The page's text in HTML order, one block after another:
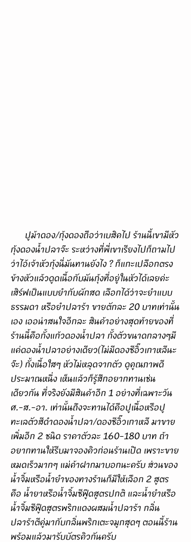
กุ้งดองน้ำปลาจ๊ะ ระหว่างที่พี่เขาเรียงไปก็ถามไป
ว่าไอ้เจ้าหัวกุ้งนี่มันทานยังไง ? ก็แกะเปลือกตรง
ข้างหัวแล้วดูดเนื้อกับมันกุ้งที่อยู่ในหัวได้เลยค่ะ
เสิร์ฟเป็นแบบยำกับผักสด เลือกได้ว่าจะยำแบบ
ธรรมดา หรือยำปลาร้า ขายตักละ 20 บาทเท่านั้น
เอง เออน่าสนใจอีกละ สินค้าอย่างสุดท้ายของที่
ร้านนี้คือกั้งแก้วดองน้ำปลา กั้งตัวขนาดกลางๆมี
แค่ดองน้ำปลาอย่างเดียว(ไม่มีดองซีอิ๊วเกาหลีนะ
จ๊ะ) กั้งเนื้อใสๆ หัวไม่หลุดจากตัว ดูคูณภาพดี
ประมาณหนึ่ง เห็นแล้วก็รู้สึกอยากทานเช่น
เดียวกัน ที่จริงยังมีสินค้าอีก 1 อย่างที่เฉพาะวัน
ศ.-ส.-อา. เท่านั้นถึงจะทานได้คือปูเนื้อหรือปู
ทะเลตัวสีดำดองน้ำปลา/ดองซีอิ๊วเกาหลี มาขาย
เพิ่มอีก 2 ชนิด ราคาตัวละ 160-180 บาท ถ้า
อยากทานให้รีบมาจองคิวก่อนร้านเปิด เพราะขาย
หมดเร็วมากๆ แม่ค้าฝากมาบอกนะครับ ส่วนของ
น้ำจิ้มหรือน้ำยำของทางร้านก็มีให้เลือก 2 สูตร
คือ น้ำยาหรือน้ำจิ้มซีฟู๊ดสูตรปกติ และน้ำยำหรือ
น้ำจิ้มซีฟู๊ดสูตรพริกแดงผสมน้ำปลาร้า กลิ่น
ปลาร้าตีคู่มากับกลิ่นพริกเตะจมูกสุดๆ ตอนนี้ร้าน
พร้อมแล้วมารับบัตรคิวกันครับ